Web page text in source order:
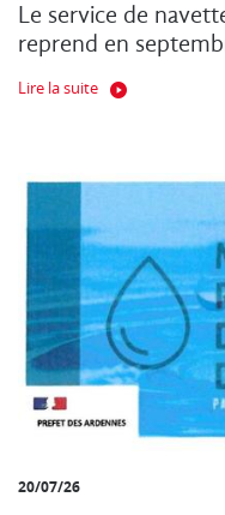
Le service de
reprend en
Lire la suite
20/07/26